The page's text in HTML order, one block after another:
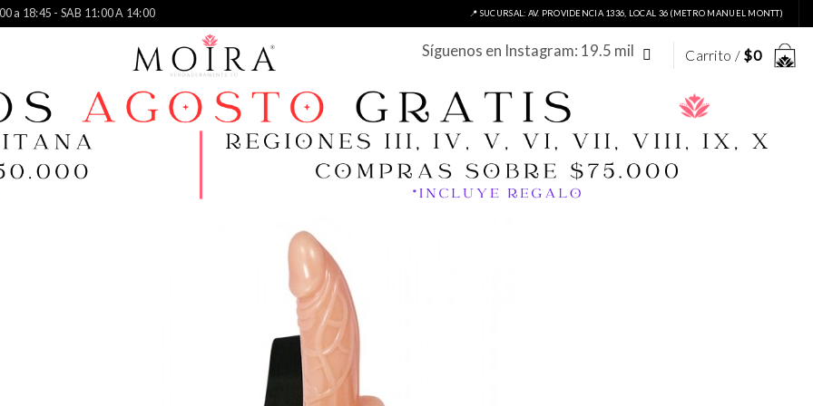
a 18:45 - SAB 11:00 A 14:00 📍 SUCURSAL: AV. PROVIDENCIA 1336, LOCAL 36 (METRO MANUEL MONTT)
Síguenos en Instagram: 19.5 mil Carrito / $0